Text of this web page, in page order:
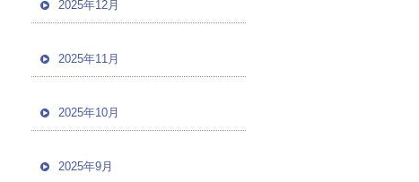
2025年12月
2025年11月
2025年10月
2025年9月